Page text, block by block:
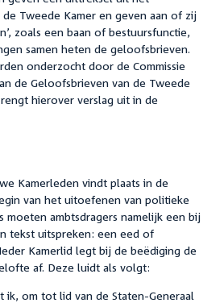
Tweede Kamer en geven aan of zij
zoals een baan of bestuursfunctie,
samen heten de geloofsbrieven.
onderzocht door de Commissie
de Geloofsbrieven van de Tweede
hierover verslag uit in de
Kamerleden vindt plaats in de
van het uitoefenen van politieke
moeten ambtsdragers namelijk een bij
tekst uitspreken: een eed of
Kamerlid legt bij de beëdiging de
af. Deze luidt als volgt:
ik, om tot lid van de Staten-Generaal